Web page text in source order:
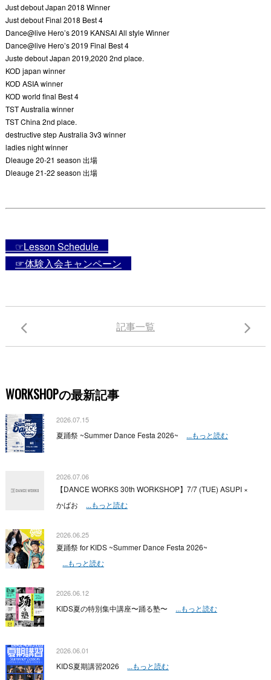
Just debout Japan 2018 Winner
Just debout Final 2018 Best 4
Dance@live Hero’s 2019 KANSAI All style Winner
Dance@live Hero’s 2019 Final Best 4
Juste debout Japan 2019,2020 2nd place.
KOD japan winner
KOD ASIA winner
KOD world final Best 4
TST Australia winner
TST China 2nd place.
destructive step Australia 3v3 winner
ladies night winner
Dleauge 20-21 season 出場
Dleauge 21-22 season 出場
☞Lesson Schedule
☞体験入会キャンペーン
記事一覧
WORKSHOPの最新記事
2026.07.15
夏踊祭 ~Summer Dance Festa 2026~ ...もっと読む
2026.07.06
【DANCE WORKS 30th WORKSHOP】7/7 (TUE) ASUPI ×
かばお
...もっと読む
2026.06.25
夏踊祭 for KIDS ~Summer Dance Festa 2026~
...もっと読む
2026.06.12
KIDS夏の特別集中講座〜踊る塾〜 ...もっと読む
2026.06.01
KIDS夏期講習2026 ...もっと読む